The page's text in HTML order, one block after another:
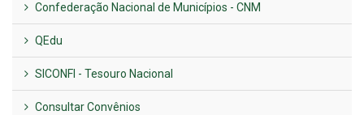
Confederação Nacional de Municípios - CNM
QEdu
SICONFI - Tesouro Nacional
Consultar Convênios